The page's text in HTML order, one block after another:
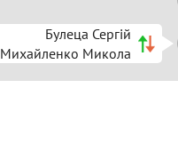
Булеца Сергій
Михайленко Микола